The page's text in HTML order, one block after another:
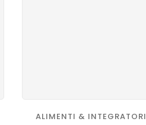
ALIMENTI & INTEGRATORI